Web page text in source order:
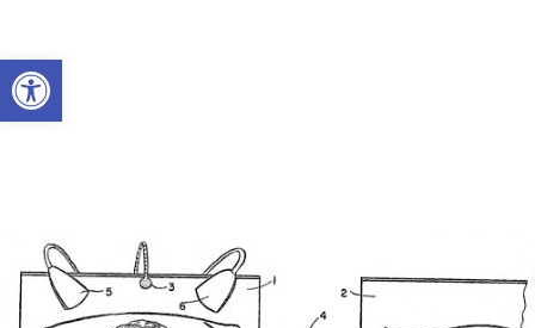
Abrir a barra de ferramentas